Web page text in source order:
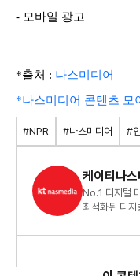
- 모바일 광고
*출처 : 나스미디어
*나스미디어 콘텐츠 모
#NPR #나스미디어 #
케이티나스
No.1 디지털
최적화된 디지